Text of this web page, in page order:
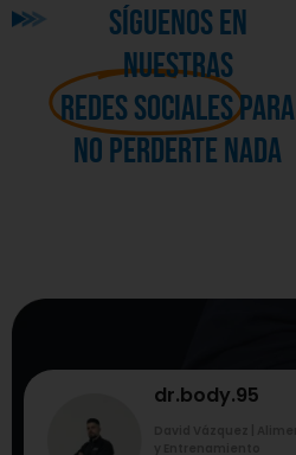
síguenos en
nuestras
redes socialespara
no perderte nada
dr.body.95